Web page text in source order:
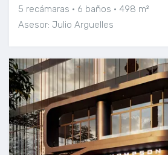
5 recámaras
6 baños
498 m²
Asesor: Julio Arguelles